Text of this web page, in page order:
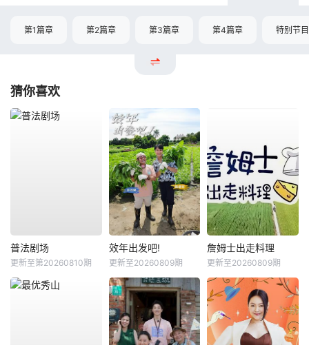
第1篇章 第2篇章 第3篇章 第4篇章 特别节目
猜你喜欢
普法剧场
更新至第20260810期
效年出发吧!
更新至20260809期
詹姆士出走料理
更新至20260809期